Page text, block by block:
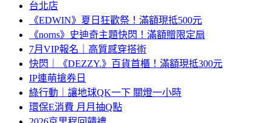
台北店
《EDWIN》夏日狂歡祭！滿額現抵500元
《norns》史迪奇主題快閃！滿額贈限定扇
7月VIP報名｜高質感穿搭術
快閃｜《DEZZY.》百貨首櫃！滿額現抵300元
IP連萌搶券日
綠行動｜讓地球QK一下 關燈一小時
環保E消費 月月抽Q點